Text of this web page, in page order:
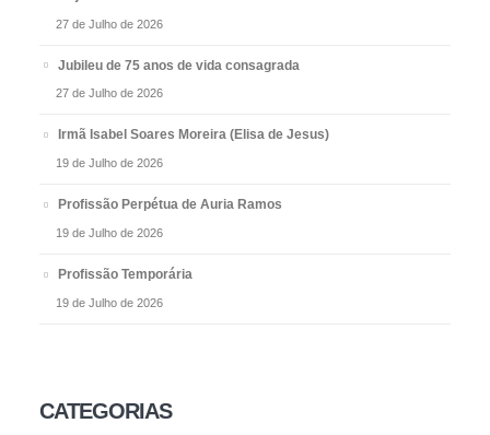
27 de Julho de 2026
Jubileu de 75 anos de vida consagrada
27 de Julho de 2026
Irmã Isabel Soares Moreira (Elisa de Jesus)
19 de Julho de 2026
Profissão Perpétua de Auria Ramos
19 de Julho de 2026
Profissão Temporária
19 de Julho de 2026
CATEGORIAS